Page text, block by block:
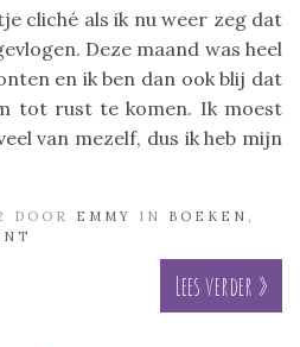
cliché als ik nu weer zeg dat
Deze maand was heel
en ik ben dan ook blij dat
tot rust te komen. Ik moest
van mezelf, dus ik heb mijn
DOOR EMMY IN BOEKEN
Lees verder »